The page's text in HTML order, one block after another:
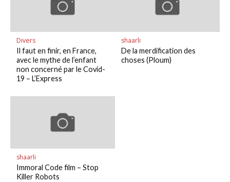
Divers
Il faut en finir, en France,
avec le mythe de l’enfant
non concerné par le Covid-
19 – L’Express
shaarli
De la merdification des
choses (Ploum)
shaarli
Immoral Code film – Stop
Killer Robots